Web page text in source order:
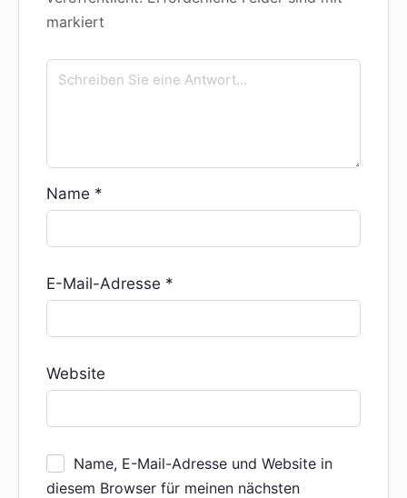
markiert
Name *
E-Mail-Adresse *
Website
Name, E-Mail-Adresse und Website in
diesem Browser für meinen nächsten